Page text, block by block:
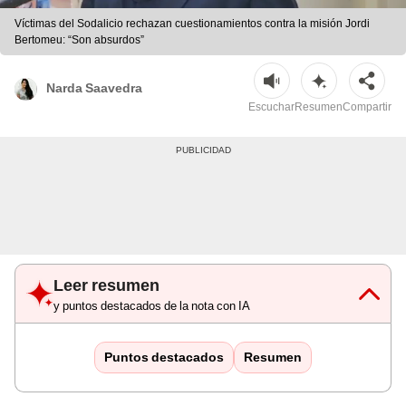
Víctimas del Sodalicio rechazan cuestionamientos contra la misión Jordi
Bertomeu: “Son absurdos”
Narda Saavedra
EscucharResumenCompartir
Leer resumen
y puntos destacados de la nota con IA
Puntos destacados Resumen